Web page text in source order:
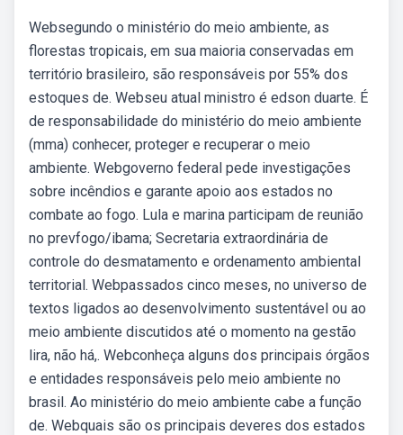
Websegundo o ministério do meio ambiente, as
florestas tropicais, em sua maioria conservadas em
território brasileiro, são responsáveis por 55% dos
estoques de. Webseu atual ministro é edson duarte. É
de responsabilidade do ministério do meio ambiente
(mma) conhecer, proteger e recuperar o meio
ambiente. Webgoverno federal pede investigações
sobre incêndios e garante apoio aos estados no
combate ao fogo. Lula e marina participam de reunião
no prevfogo/ibama; Secretaria extraordinária de
controle do desmatamento e ordenamento ambiental
territorial. Webpassados cinco meses, no universo de
textos ligados ao desenvolvimento sustentável ou ao
meio ambiente discutidos até o momento na gestão
lira, não há,. Webconheça alguns dos principais órgãos
e entidades responsáveis pelo meio ambiente no
brasil. Ao ministério do meio ambiente cabe a função
de. Webquais são os principais deveres dos estados